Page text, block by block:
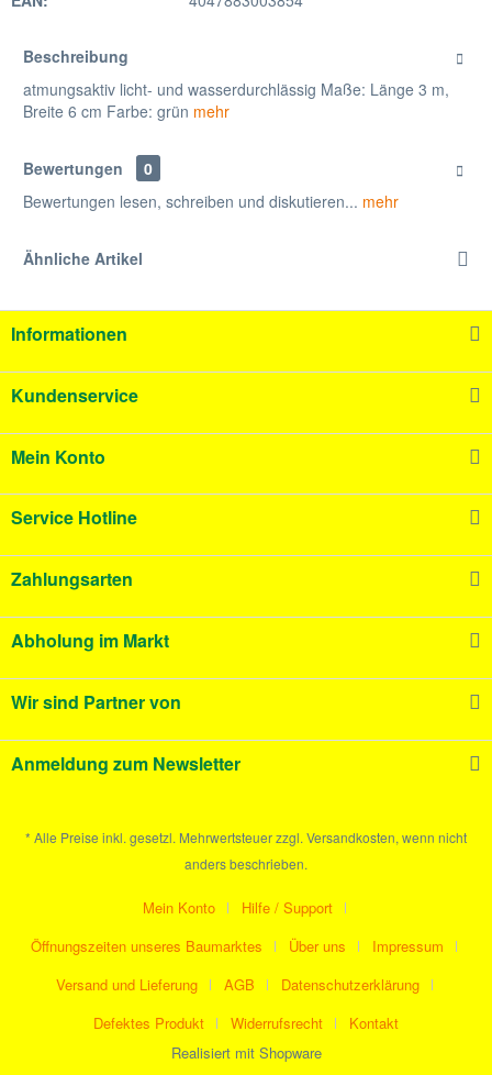
Beschreibung
atmungsaktiv licht- und wasserdurchlässig Maße: Länge 3 m,
Breite 6 cm Farbe: grün mehr
Bewertungen
0
Bewertungen lesen, schreiben und diskutieren... mehr
Ähnliche Artikel
Informationen
Kundenservice
Mein Konto
Service Hotline
Zahlungsarten
Abholung im Markt
Wir sind Partner von
Anmeldung zum Newsletter
* Alle Preise inkl. gesetzl. Mehrwertsteuer zzgl. Versandkosten, wenn nicht
anders beschrieben.
Mein Konto
Hilfe / Support
Öffnungszeiten unseres Baumarktes
Über uns
Impressum
Versand und Lieferung
AGB
Datenschutzerklärung
Defektes Produkt
Widerrufsrecht
Kontakt
Realisiert mit Shopware